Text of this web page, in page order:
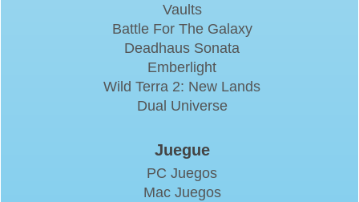
Vaults
Battle For The Galaxy
Deadhaus Sonata
Emberlight
Wild Terra 2: New Lands
Dual Universe
Juegue
PC Juegos
Mac Juegos